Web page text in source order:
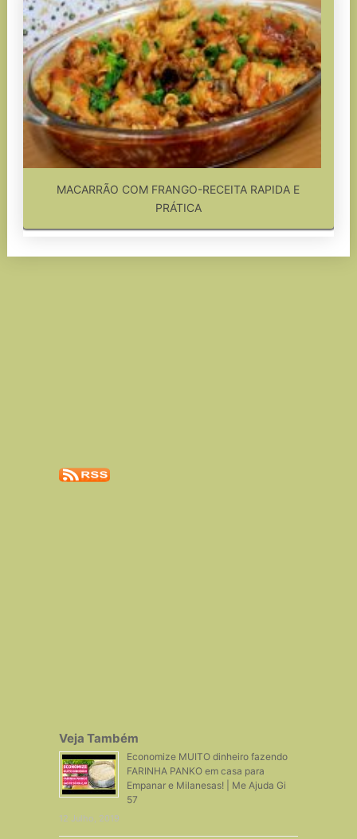
MACARRÃO COM FRANGO-RECEITA RAPIDA E
PRÁTICA
Veja Também
Economize MUITO dinheiro fazendo
FARINHA PANKO em casa para
Empanar e Milanesas! | Me Ajuda Gi
57
12 Julho, 2019